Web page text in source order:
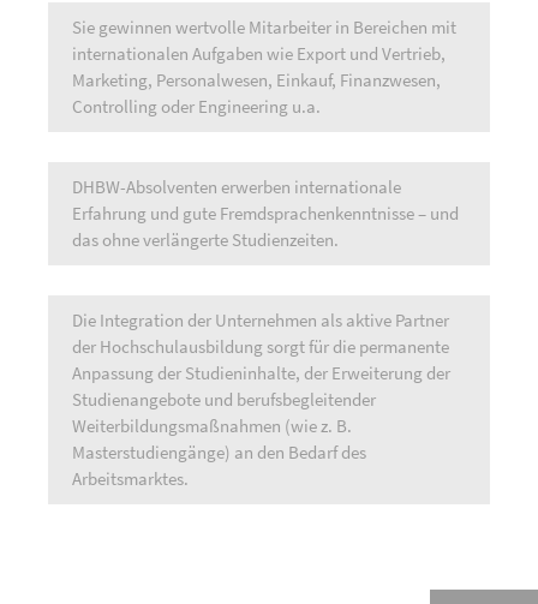
Sie gewinnen wertvolle Mitarbeiter in Bereichen mit
internationalen Aufgaben wie Export und Vertrieb,
Marketing, Personalwesen, Einkauf, Finanzwesen,
Controlling oder Engineering u.a.
DHBW-Absolventen erwerben internationale
Erfahrung und gute Fremdsprachenkenntnisse – und
das ohne verlängerte Studienzeiten.
Die Integration der Unternehmen als aktive Partner
der Hochschulausbildung sorgt für die permanente
Anpassung der Studieninhalte, der Erweiterung der
Studienangebote und berufsbegleitender
Weiterbildungsmaßnahmen (wie z. B.
Masterstudiengänge) an den Bedarf des
Arbeitsmarktes.